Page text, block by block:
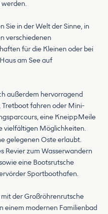
Sie in der Welt der Sinne, in
verschiedenen
für die Kleinen oder bei
am See auf
außerdem hervorragend
Tretboot fahren oder Mini-
eine KneippMeile
vielfältigen Möglichkeiten.
gelegenen Oste erlaubt.
Revier zum Wasserwandern
eine Bootsrutsche
Sportboothafen.
der Großröhrenrutsche
einem modernen Familienbad